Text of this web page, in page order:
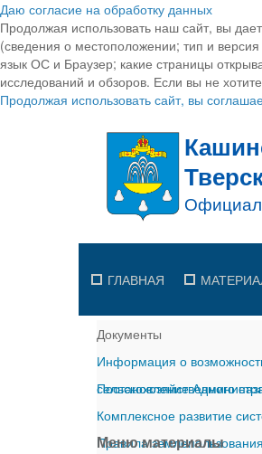
Даю согласие на обработку данных
Продолжая использовать наш сайт, вы
(сведения о местоположении; тип и
язык ОС и Браузер; какие страницы
исследований и обзоров. Если вы не
Продолжая использовать сайт, вы
ГЛАВНАЯ
Документы
Информация о
сельскохозяйственного
Постановление
Комплексное развитие
Правила
Меню материалы